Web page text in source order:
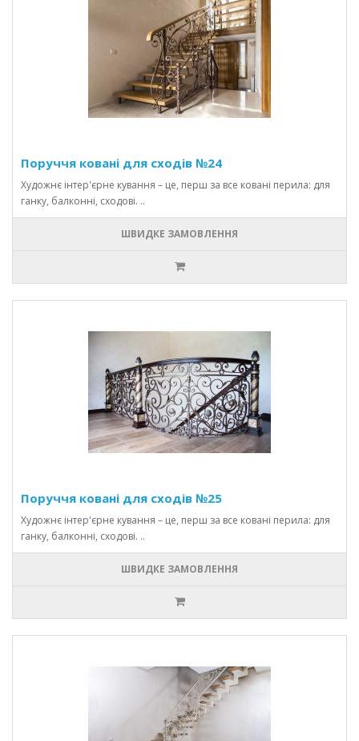
Поруччя ковані для сходів №24
Художнє інтер'єрне кування – це, перш за все ковані перила: для
ганку, балконні, сходові. ..
ШВИДКЕ ЗАМОВЛЕННЯ
Поруччя ковані для сходів №25
Художнє інтер'єрне кування – це, перш за все ковані перила: для
ганку, балконні, сходові. ..
ШВИДКЕ ЗАМОВЛЕННЯ